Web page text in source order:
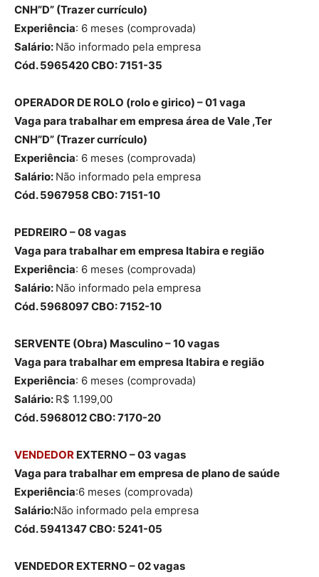
CNH”D” (Trazer currículo)
Experiência: 6 meses (comprovada)
Salário: Não informado pela empresa
Cód. 5965420 CBO: 7151-35
OPERADOR DE ROLO (rolo e girico) – 01 vaga
Vaga para trabalhar em empresa área de Vale ,Ter
CNH”D” (Trazer currículo)
Experiência: 6 meses (comprovada)
Salário: Não informado pela empresa
Cód. 5967958 CBO: 7151-10
PEDREIRO – 08 vagas
Vaga para trabalhar em empresa Itabira e região
Experiência: 6 meses (comprovada)
Salário: Não informado pela empresa
Cód. 5968097 CBO: 7152-10
SERVENTE (Obra) Masculino – 10 vagas
Vaga para trabalhar em empresa Itabira e região
Experiência: 6 meses (comprovada)
Salário: R$ 1.199,00
Cód. 5968012 CBO: 7170-20
VENDEDOR EXTERNO – 03 vagas
Vaga para trabalhar em empresa de plano de saúde
Experiência:6 meses (comprovada)
Salário:Não informado pela empresa
Cód. 5941347 CBO: 5241-05
VENDEDOR EXTERNO – 02 vagas